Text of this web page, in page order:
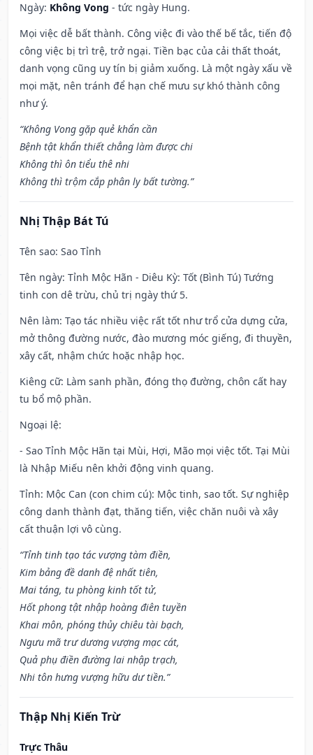
Ngày: Không Vong - tức ngày Hung.
Mọi việc dễ bất thành. Công việc đi vào thế bế tắc, tiến độ
công việc bị trì trệ, trở ngại. Tiền bạc của cải thất thoát,
danh vọng cũng uy tín bị giảm xuống. Là một ngày xấu về
mọi mặt, nên tránh để hạn chế mưu sự khó thành công
như ý.
“Không Vong gặp quẻ khẩn cần
Bệnh tật khẩn thiết chẳng làm được chi
Không thì ôn tiểu thê nhi
Không thì trộm cắp phân ly bất tường.”
Nhị Thập Bát Tú
Tên sao: Sao Tỉnh
Tên ngày: Tỉnh Mộc Hãn - Diêu Kỳ: Tốt (Bình Tú) Tướng
tinh con dê trừu, chủ trị ngày thứ 5.
Nên làm: Tạo tác nhiều việc rất tốt như trổ cửa dựng cửa,
mở thông đường nước, đào mương móc giếng, đi thuyền,
xây cất, nhậm chức hoặc nhập học.
Kiêng cữ: Làm sanh phần, đóng thọ đường, chôn cất hay
tu bổ mộ phần.
Ngoại lệ:
- Sao Tỉnh Mộc Hãn tại Mùi, Hợi, Mão mọi việc tốt. Tại Mùi
là Nhập Miếu nên khởi động vinh quang.
Tỉnh: Mộc Can (con chim cú): Mộc tinh, sao tốt. Sự nghiệp
công danh thành đạt, thăng tiến, việc chăn nuôi và xây
cất thuận lợi vô cùng.
“Tỉnh tinh tạo tác vượng tàm điền,
Kim bảng đề danh đệ nhất tiên,
Mai táng, tu phòng kinh tốt tử,
Hốt phong tật nhập hoàng điên tuyền
Khai môn, phóng thủy chiêu tài bạch,
Ngưu mã trư dương vượng mạc cát,
Quả phụ điền đường lai nhập trạch,
Nhi tôn hưng vượng hữu dư tiền.”
Thập Nhị Kiến Trừ
Trực Thâu